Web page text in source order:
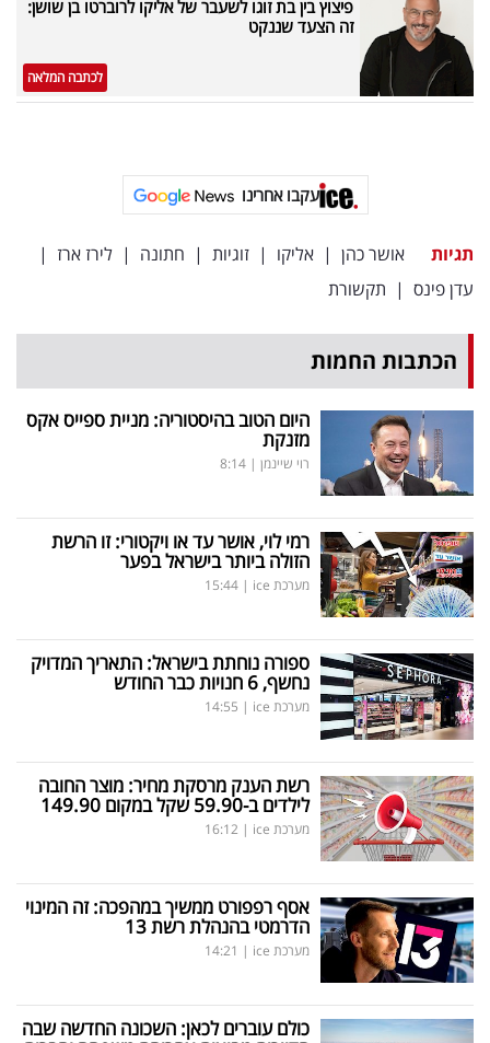
פיצוץ בין בת זוגו לשעבר של אליקו לרוברטו בן שושן:
זה הצעד שננקט
לכתבה המלאה
עקבו אחרינו
תגיות אושר כהן | אליקו | זוגיות | חתונה | לירז ארז |
עדן פינס | תקשורת
הכתבות החמות
היום הטוב בהיסטוריה: מניית ספייס אקס
מזנקת
רוי שיינמן |
8:14
רמי לוי, אושר עד או ויקטורי: זו הרשת
הזולה ביותר בישראל בפער
מערכת ice |
15:44
ספורה נוחתת בישראל: התאריך המדויק
נחשף, 6 חנויות כבר החודש
מערכת ice |
14:55
רשת הענק מרסקת מחיר: מוצר החובה
לילדים ב-59.90 שקל במקום 149.90
מערכת ice |
16:12
אסף רפפורט ממשיך במהפכה: זה המינוי
הדרמטי בהנהלת רשת 13
מערכת ice |
14:21
כולם עוברים לכאן: השכונה החדשה שבה